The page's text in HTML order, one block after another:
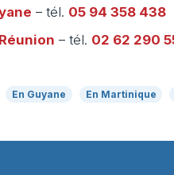
– tél. 05 94 358 438
– tél. 02 62 290
En Guyane En Martinique